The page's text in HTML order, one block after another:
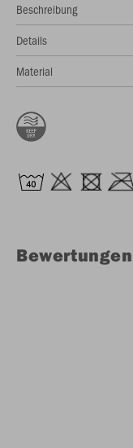
Beschreibung
Details
Material
Bewertungen